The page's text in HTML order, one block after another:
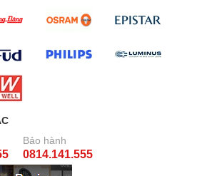
Bảo hành
0814.141.555